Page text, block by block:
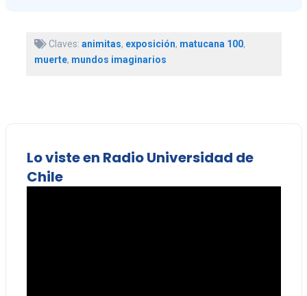
Claves: animitas, exposición, matucana 100,
muerte, mundos imaginarios
Lo viste en Radio Universidad de
Chile